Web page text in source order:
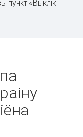
пункт «Выклік